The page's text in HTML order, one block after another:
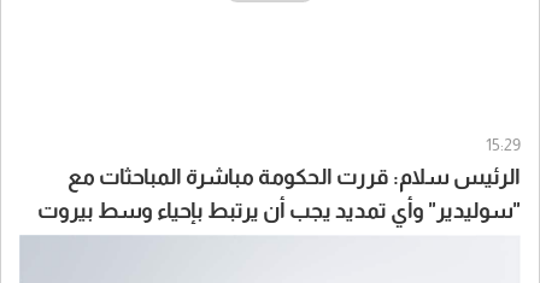
15:29
الرئيس سلام: قررت الحكومة مباشرة المباحثات مع
"سوليدير" وأي تمديد يجب أن يرتبط بإحياء وسط بيروت